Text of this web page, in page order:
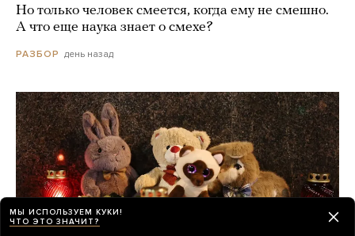
Но только человек смеется, когда ему не смешно.
А что еще наука знает о смехе?
РАЗБОР день назад
МЫ ИСПОЛЬЗУЕМ КУКИ!
ЧТО ЭТО ЗНАЧИТ?